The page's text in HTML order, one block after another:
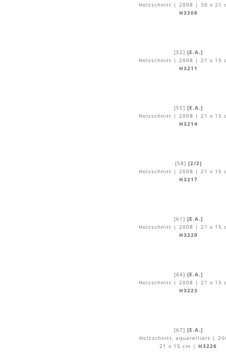
Holzschnitt | 2008 | 30 x 21
H3208
[52] [E.A.]
Holzschnitt | 2008 | 21 x 15
H3211
[55] [E.A.]
Holzschnitt | 2008 | 21 x 15
H3214
[58] [2/2]
Holzschnitt | 2008 | 21 x 15
H3217
[61] [E.A.]
Holzschnitt | 2008 | 21 x 15
H3220
[64] [E.A.]
Holzschnitt | 2008 | 21 x 15
H3223
[67] [E.A.]
Holzschnitt, aquarelliert |
21 x 15 cm |
H3226